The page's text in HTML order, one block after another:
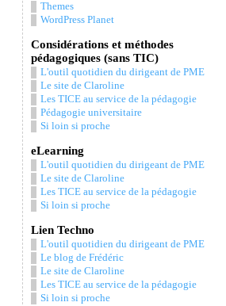
Themes
WordPress Planet
Considérations et méthodes
pédagogiques (sans TIC)
L'outil quotidien du dirigeant de PME
Le site de Claroline
Les TICE au service de la pédagogie
Pédagogie universitaire
Si loin si proche
eLearning
L'outil quotidien du dirigeant de PME
Le site de Claroline
Les TICE au service de la pédagogie
Si loin si proche
Lien Techno
L'outil quotidien du dirigeant de PME
Le blog de Frédéric
Le site de Claroline
Les TICE au service de la pédagogie
Si loin si proche